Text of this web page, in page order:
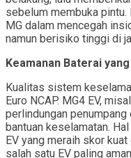
sebelum membuka pintu.
MG dalam mencegah
namun berisiko tinggi di
Keamanan Baterai
Kualitas sistem
Euro NCAP. MG4 EV,
perlindungan
bantuan keselamatan.
EV yang meraih skor
salah satu EV paling